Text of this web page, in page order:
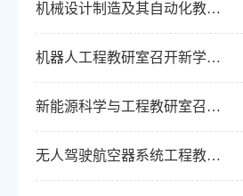
机械设计制造及其自动化教研室召开新学期首次教研室工作会议
机器人工程教研室召开新学期首次教研室工作会议
新能源科学与工程教研室召开2025-2026学年第二学期工作部署会议
无人驾驶航空器系统工程教研室召开2025-2026学年第二学期工作部署会议